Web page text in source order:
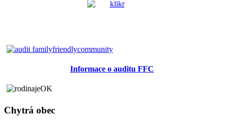
Informace o auditu FFC
Chytrá obec